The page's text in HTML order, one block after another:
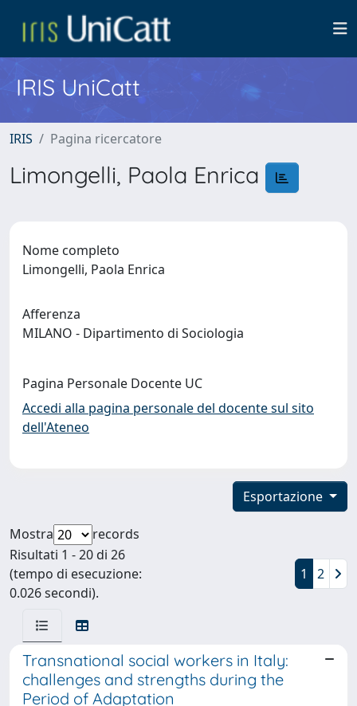
IRIS UniCatt
IRIS Pagina ricercatore
Limongelli, Paola Enrica
Nome completo
Limongelli, Paola Enrica
Afferenza
MILANO - Dipartimento di Sociologia
Pagina Personale Docente UC
Accedi alla pagina personale del docente sul sito
dell'Ateneo
Esportazione
Mostra
records
Risultati 1 - 20 di 26
(tempo di esecuzione:
0.026 secondi).
1 2
Transnational social workers in Italy:
challenges and strengths during the
Period of Adaptation